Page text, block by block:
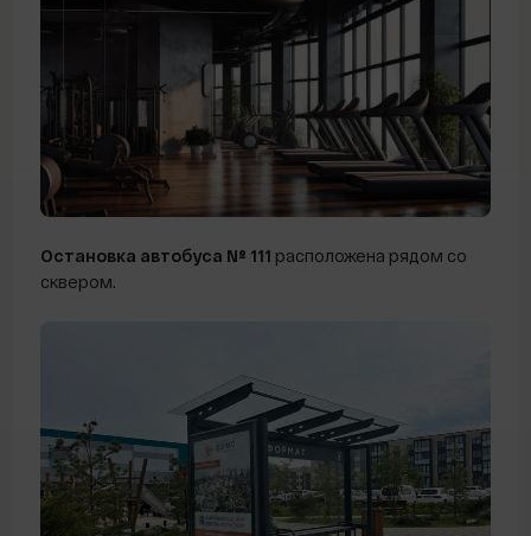
Остановка автобуса № 111 расположена рядом со
сквером.